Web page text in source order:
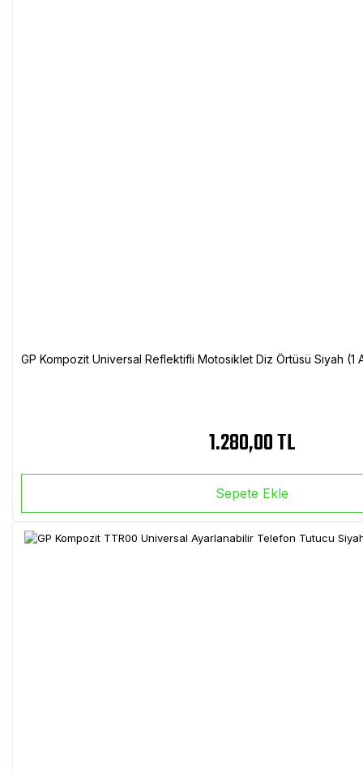
GP Kompozit Universal Reflektifli Motosiklet Diz Örtüsü Siyah
1.280,00 TL
Sepete Ekle